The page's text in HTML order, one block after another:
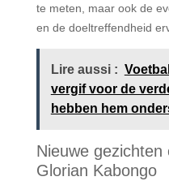
te meten, maar ook de
en de doeltreffendheid
Lire aussi :
vergif voor de
hebben hem
Nieuwe
Glorian Kabongo